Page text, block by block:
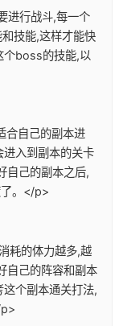
进行战斗,每一个
技能,这样才能快
个boss的技能,以
合自己的副本进
进入到副本的关卡
自己的副本之后,
。</p>
耗的体力越多,越
自己的阵容和副本
个副本通关打法,